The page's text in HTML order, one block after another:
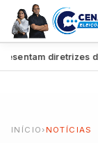
diretrizes de
INÍCIO ›NOTÍCIAS